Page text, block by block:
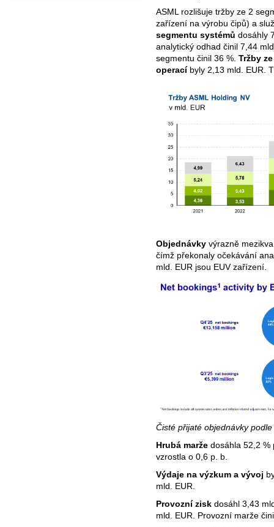
ASML rozlišuje tržby ze 2
zařízení na výrobu čipů) a
segmentu systémů dosáhly
analytický odhad činil 7,44
segmentu činil 36 %. Tržby
operacíbyly 2,13 mld. EUR.
Objednávky výrazně
čímž překonaly očekávání
mld. EUR jsou EUV zařízení.
Čisté přijaté objednávky
Hrubá marže dosáhla 52,2 %
vzrostla o 0,6 p. b.
Výdaje na výzkum a vývoj
mld. EUR.
Provozní zisk dosáhl 3,43
mld. EUR. Provozní marže